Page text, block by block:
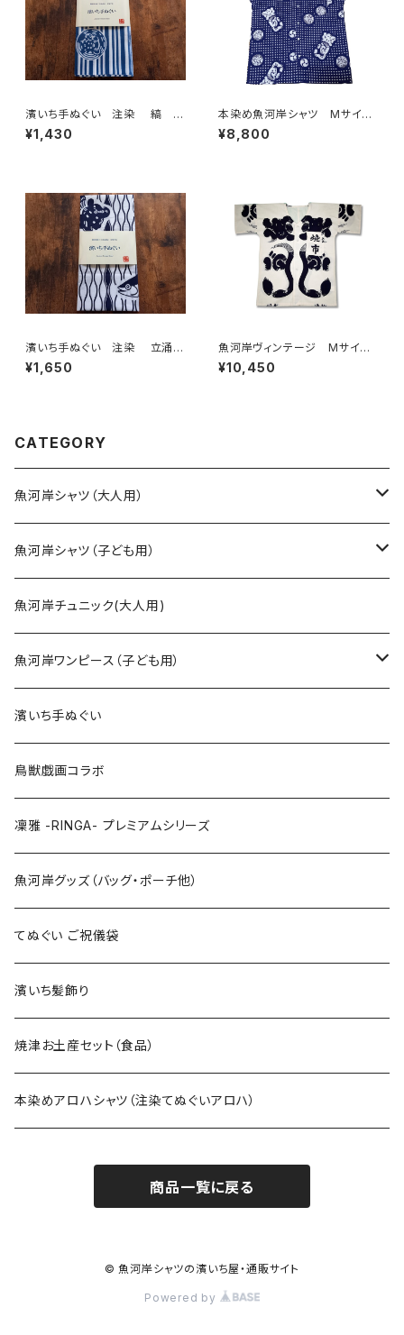
濱いち手ぬぐい 注染 縞 鰹
縞 伝統染色技法 特岡 綿1
00％ 浴衣生地 本染め 日
¥1,430
本染め魚河岸シャツ Mサイ
ズ 認定証付き 木綿晒 伝統
豆絞り柄 巴紋 紺×白 日本
¥8,800
濱いち手ぬぐい 注染 立涌カ
ツヲ 鰹 特岡 綿100％ 浴
衣生地 本染め 日本てぬぐ
¥1,650
魚河岸ヴィンテージ Mサイ
ズ 魚河岸シャツのルーツ 木
綿晒 日本製 注染そめ 職
¥10,450
CATEGORY
魚河岸シャツ（大人用）
SSサイズ
Sサイズ
Mサイズ
Lサイズ
LLサイズ
特大3Lサイズ
魚河岸シャツ（子ども用）
90cm
100cm
110cm
120cm
130cm
上下セット
魚河岸チュニック(大人用)
魚河岸ワンピース（子ども用）
100cm
120cm
濱いち手ぬぐい
鳥獣戯画コラボ
凜雅 -RINGA- プレミアムシリーズ
魚河岸グッズ（バッグ・ポーチ他）
てぬぐい ご祝儀袋
濱いち髪飾り
焼津お土産セット（食品）
本染めアロハシャツ（注染てぬぐいアロハ）
商品一覧に戻る
© 魚河岸シャツの濱いち屋・通販サイト
Powered by